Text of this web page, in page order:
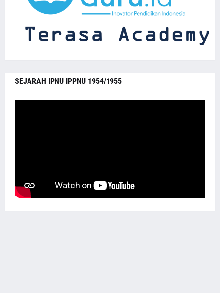
SEJARAH IPNU IPPNU 1954/1955